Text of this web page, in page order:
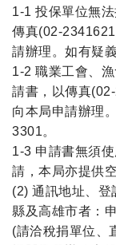
1-1 投保單位無
傳真(02-
請辦理。如有疑
1-2 職業工會、
請書，以傳真
向本局申請辦理
3301。
1-3 申請書無須
請，本局亦提供
(2) 通訊地址、登
縣及高雄市者：
(請洽稅捐單位、